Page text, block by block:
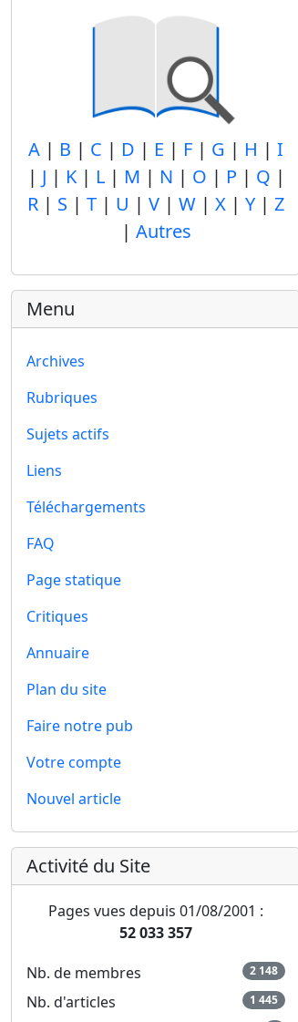
A | B | C | D | E | F | G | H | I
| J | K| L| M | N | O | P | Q |
R | S | T | U | V | W | X | Y | Z
| Autres
Menu
Archives
Rubriques
Sujets actifs
Liens
Téléchargements
FAQ
Page statique
Critiques
Annuaire
Plan du site
Faire notre pub
Votre compte
Nouvel article
Activité du Site
Pages vues depuis 01/08/2001 :
52 033 357
Nb. de membres
2 148
Nb. d'articles 1 445